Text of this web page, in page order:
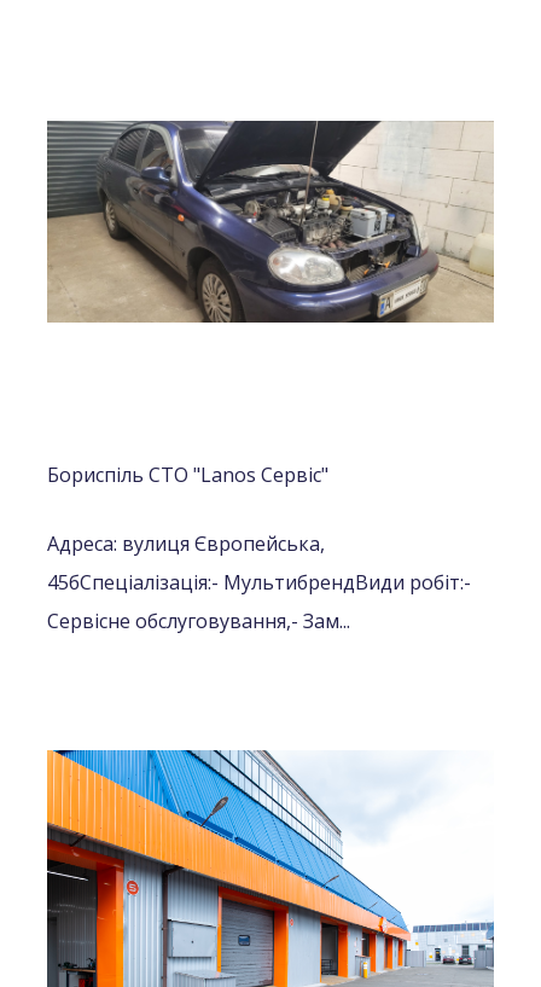
Бориспіль СТО "Lanos Сервіс"
Адреса: вулиця Європейська,
45бСпеціалізація:- МультибрендВиди робіт:-
Сервісне обслуговування,- Зам...